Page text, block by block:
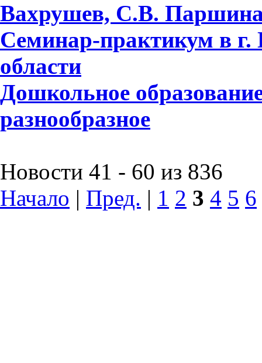
Вахрушев, С.В.
Семинар-практикум в
области
Дошкольное
разнообразное
Новости 41 - 60 из 836
Начало | Пред. | 1 2 3 4 5 6